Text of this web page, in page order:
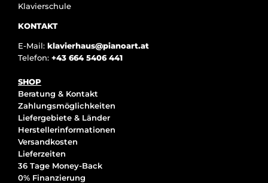
Klavierschule
KONTAKT
E-Mail: klavierhaus@pianoart.at
Telefon: +43 664 5406 441
SHOP
Beratung & Kontakt
Zahlungsmöglichkeiten
Liefergebiete & Länder
Herstellerinformationen
Versandkosten
Lieferzeiten
36 Tage Money-Back
0% Finanzierung